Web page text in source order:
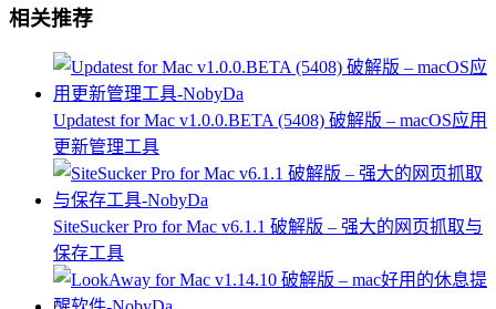
相关推荐
Updatest for Mac v1.0.0.BETA (5408) 破解版 – macOS应用
更新管理工具
SiteSucker Pro for Mac v6.1.1 破解版 – 强大的网页抓取与
保存工具